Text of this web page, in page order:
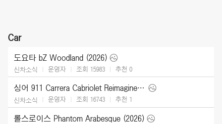
Car
도요타 bZ Woodland (2026)
신차소식 운영자 조회 15983 추천 0
싱어 911 Carrera Cabriolet Reimagined Type 964 (2026)
신차소식 운영자 조회 16743 추천 1
롤스로이스 Phantom Arabesque (2026)